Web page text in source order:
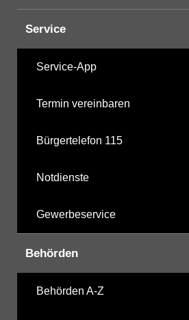
Service
Service-App
Termin vereinbaren
Bürgertelefon 115
Notdienste
Gewerbeservice
Behörden
Behörden A-Z